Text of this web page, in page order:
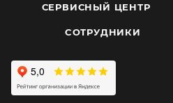
СЕРВИСНЫЙ ЦЕНТР
CОТРУДНИКИ